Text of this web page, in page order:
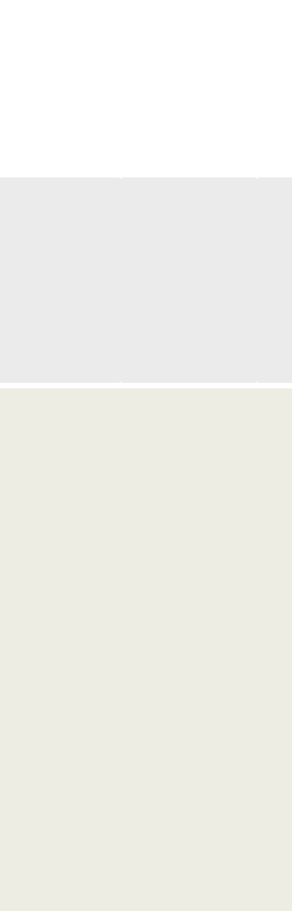
دکمه اکشن با دقت فوق‌العاده‌ای انجام شده‌اند تا دسترسی کاربر به قابلیت‌های